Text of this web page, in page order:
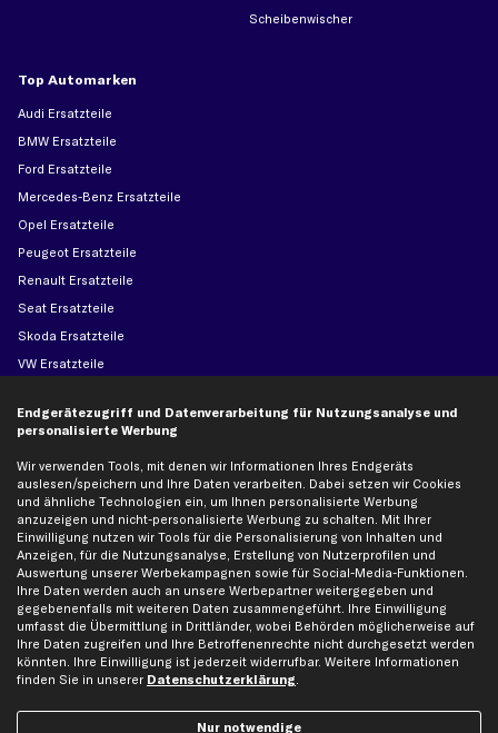
Scheibenwischer
Top Automarken
Audi Ersatzteile
BMW Ersatzteile
Ford Ersatzteile
Mercedes-Benz Ersatzteile
Opel Ersatzteile
Peugeot Ersatzteile
Renault Ersatzteile
Seat Ersatzteile
Skoda Ersatzteile
VW Ersatzteile
Social Media
Jetzt APP Downloaden
kfzteile24 Newsletter
Alle Angebote, Rabatte & Specials.
Endgerätezugriff und Datenverarbeitung für Nutzungsanalyse und
personalisierte Werbung
Wir verwenden Tools, mit denen wir Informationen Ihres Endgeräts
auslesen/speichern und Ihre Daten verarbeiten. Dabei setzen wir Cookies
und ähnliche Technologien ein, um Ihnen personalisierte Werbung
anzuzeigen und nicht-personalisierte Werbung zu schalten. Mit Ihrer
Einwilligung nutzen wir Tools für die Personalisierung von Inhalten und
Anzeigen, für die Nutzungsanalyse, Erstellung von Nutzerprofilen und
Auswertung unserer Werbekampagnen sowie für Social-Media-Funktionen.
Ihre Daten werden auch an unsere Werbepartner weitergegeben und
gegebenenfalls mit weiteren Daten zusammengeführt. Ihre Einwilligung
umfasst die Übermittlung in Drittländer, wobei Behörden möglicherweise auf
Ihre Daten zugreifen und Ihre Betroffenenrechte nicht durchgesetzt werden
könnten. Ihre Einwilligung ist jederzeit widerrufbar. Weitere Informationen
finden Sie in unserer Datenschutzerklärung.
Nur notwendige